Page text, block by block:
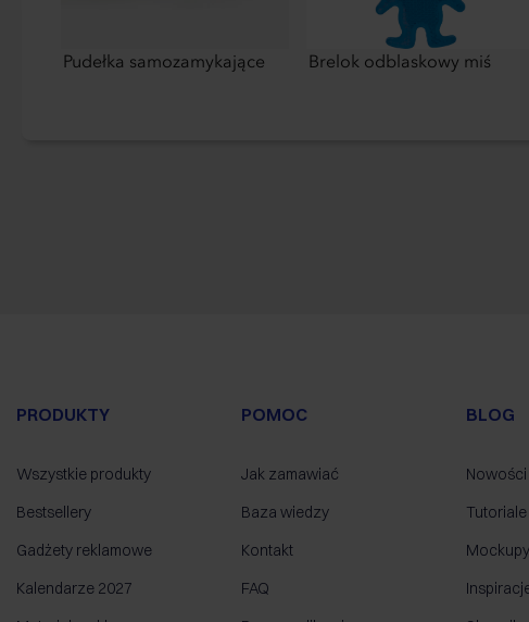
Pudełka samozamykające Brelok odblaskowy miś
PRODUKTY
Wszystkie produkty
Bestsellery
Gadżety reklamowe
Kalendarze 2027
POMOC
Jak zamawiać
Baza wiedzy
Kontakt
FAQ
BLOG
Nowości
Mockupy